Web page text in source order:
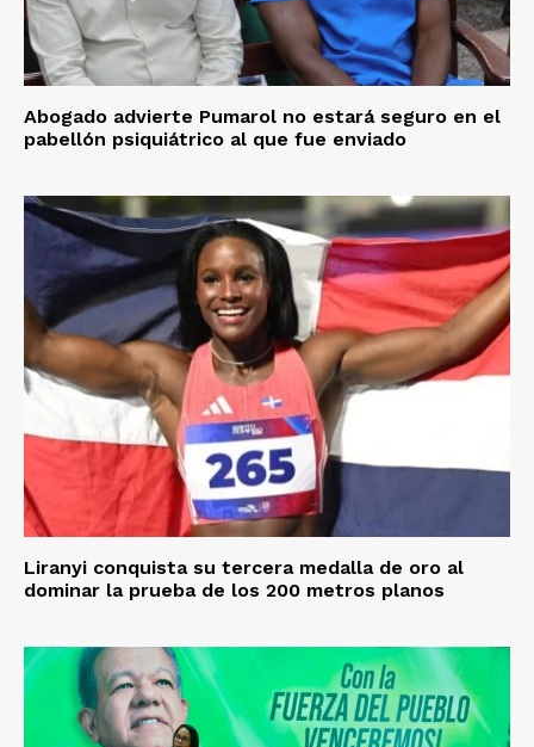
Abogado advierte Pumarol no estará seguro en el
pabellón psiquiátrico al que fue enviado
Liranyi conquista su tercera medalla de oro al
dominar la prueba de los 200 metros planos